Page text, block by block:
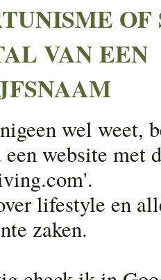
VAN EEN
wel weet,
website met
lifestyle en
zaken.